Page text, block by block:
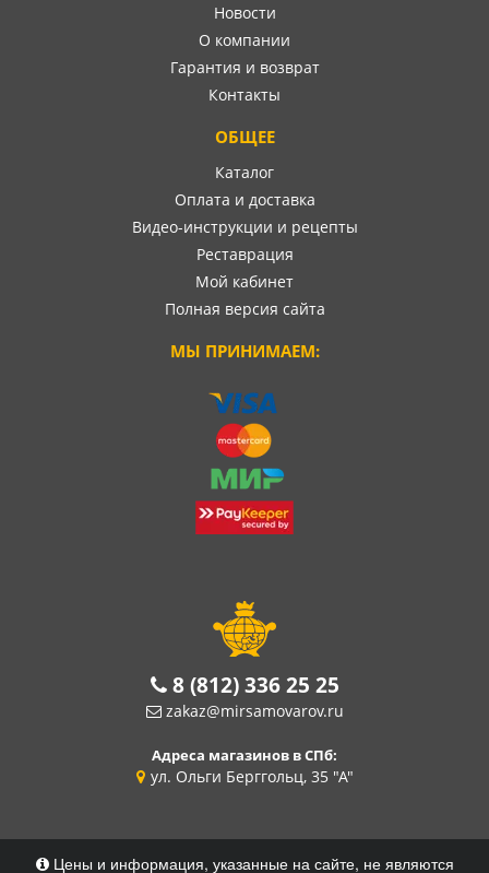
Новости
О компании
Гарантия и возврат
Контакты
ОБЩЕЕ
Каталог
Оплата и доставка
Видео-инструкции и рецепты
Реставрация
Мой кабинет
Полная версия сайта
МЫ ПРИНИМАЕМ:
8 (812) 336 25 25
zakaz@mirsamovarov.ru
Адреса магазинов в СПб:
ул. Ольги Берггольц, 35 "А"
Цены и информация, указанные на сайте, не являются